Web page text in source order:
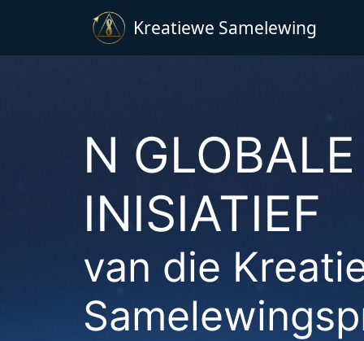
Kreatiewe Samelewing
N GLOBALE
INISIATIEF
van die